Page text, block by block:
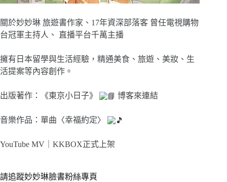
關於妙妙琳 旅遊書作家、17年資深部落客 曾任電視購物
台冠軍主持人、 直播平台千萬主播
擁有日本留學與生活經驗，精通美食、旅遊、美妝、生
活提案等內容創作。
出版著作：《東京小日子》 博客來連結
音樂作品：單曲〈幸福約定〉
YouTube MV｜ KKBOX正式上架
請追蹤妙妙琳臉書粉絲專頁